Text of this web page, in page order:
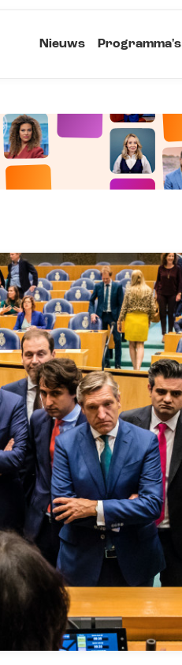
Nieuws Programma's